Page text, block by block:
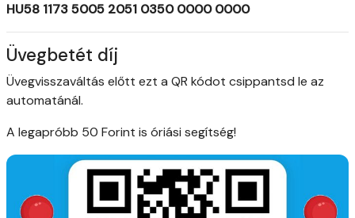
HU58 1173 5005 2051 0350 0000 0000
Üvegbetét díj
Üvegvisszaváltás előtt ezt a QR kódot csippantsd le az
automatánál.
A legapróbb 50 Forint is óriási segítség!